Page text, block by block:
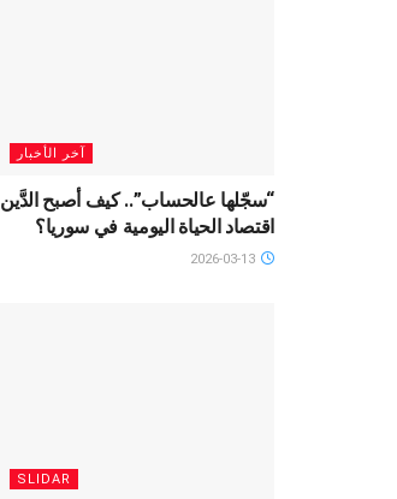
آخر الأخبار
“سجّلها عالحساب”.. كيف أصبح الدَّين
اقتصاد الحياة اليومية في سوريا؟
SLIDAR